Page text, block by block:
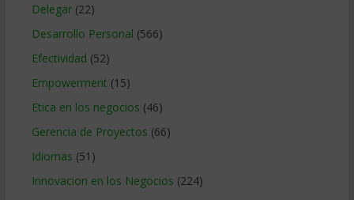
Delegar(22)
Desarrollo Personal (566)
Efectividad (52)
Empowerment (15)
Etica en los negocios (46)
Gerencia de Proyectos (66)
Idiomas (51)
Innovacion en los Negocios (224)